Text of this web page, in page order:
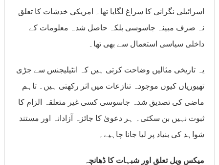
اسرائیلی نگرانی کا سراغ لگایا تھا۔ امریکی خدشات کا تعلق
نہ صرف مبینہ جاسوسی بلکہ حاصل شدہ معلومات کے
داخلی سیاسی استعمال سے بھی تھا۔
یہ تاریخی مثالیں وضاحت کرتی ہیں کہ انٹیلیجنس سے جڑی
تھیوریاں کیوں موجودہ تنازعات میں اثر رکھتی ہیں۔ تاہم
ماضی کی تصدیق شدہ جاسوسی کسی غیر متعلقہ الزام کا
ثبوت نہیں بن سکتی۔ ہر دعویٰ کا جائزہ آزادانہ اور مستند
شواہد کی بنیاد پر لیا جانا چاہیے۔
میکس ویل تعلق اور شبہات کا ڈھانچہ